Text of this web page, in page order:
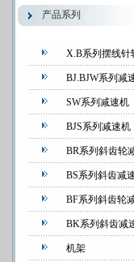
产品系列
X.B系列摆线针
BJ.BJW系列减
SW系列减速机
BJS系列减速机
BR系列斜齿轮
BS系列斜齿减
BF系列斜齿轮
BK系列斜齿减
机架